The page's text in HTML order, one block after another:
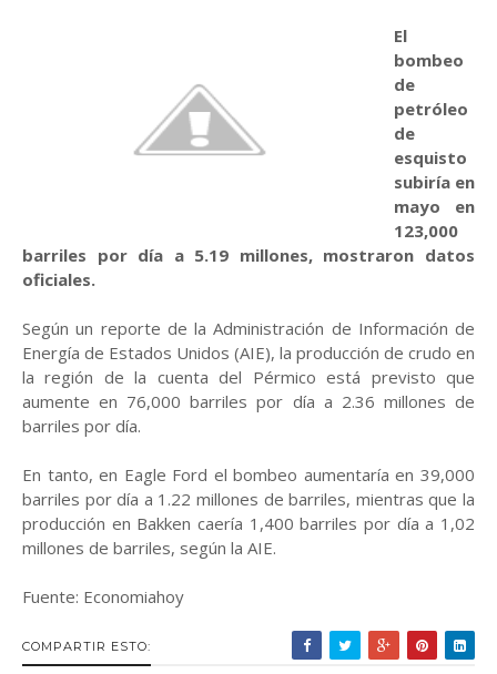
El
bombeo
de
petróleo
de
esquisto
subiría en
mayo en
123,000
barriles por día a 5.19 millones, mostraron datos
oficiales.
Según un reporte de la Administración de Información de
Energía de Estados Unidos (AIE), la producción de crudo en
la región de la cuenta del Pérmico está previsto que
aumente en 76,000 barriles por día a 2.36 millones de
barriles por día.
En tanto, en Eagle Ford el bombeo aumentaría en 39,000
barriles por día a 1.22 millones de barriles, mientras que la
producción en Bakken caería 1,400 barriles por día a 1,02
millones de barriles, según la AIE.
Fuente: Economiahoy
COMPARTIR ESTO: